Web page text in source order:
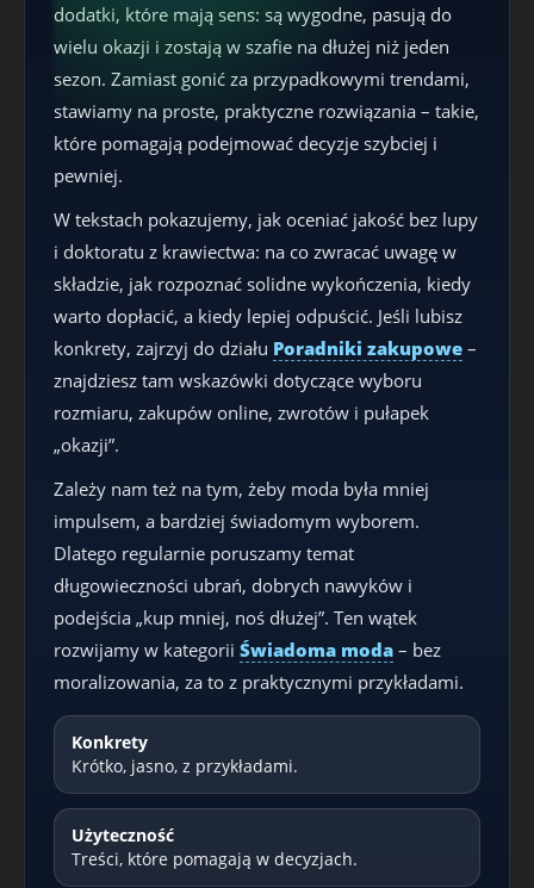
dodatki, które mają sens: są wygodne, pasują do
wielu okazji i zostają w szafie na dłużej niż jeden
sezon. Zamiast gonić za przypadkowymi trendami,
stawiamy na proste, praktyczne rozwiązania – takie,
które pomagają podejmować decyzje szybciej i
pewniej.
W tekstach pokazujemy, jak oceniać jakość bez lupy
i doktoratu z krawiectwa: na co zwracać uwagę w
składzie, jak rozpoznać solidne wykończenia, kiedy
warto dopłacić, a kiedy lepiej odpuścić. Jeśli lubisz
konkrety, zajrzyj do działu Poradniki zakupowe –
znajdziesz tam wskazówki dotyczące wyboru
rozmiaru, zakupów online, zwrotów i pułapek
„okazji”.
Zależy nam też na tym, żeby moda była mniej
impulsem, a bardziej świadomym wyborem.
Dlatego regularnie poruszamy temat
długowieczności ubrań, dobrych nawyków i
podejścia „kup mniej, noś dłużej”. Ten wątek
rozwijamy w kategorii Świadoma moda – bez
moralizowania, za to z praktycznymi przykładami.
Konkrety
Krótko, jasno, z przykładami.
Użyteczność
Treści, które pomagają w decyzjach.